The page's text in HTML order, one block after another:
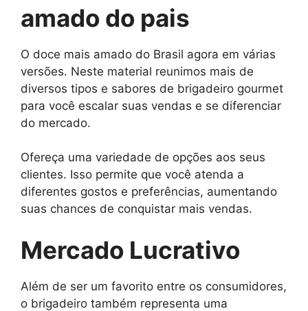
amado do pais
O doce mais amado do Brasil agora em várias
versões. Neste material reunimos mais de
diversos tipos e sabores de brigadeiro gourmet
para você escalar suas vendas e se diferenciar
do mercado.
Ofereça uma variedade de opções aos seus
clientes. Isso permite que você atenda a
diferentes gostos e preferências, aumentando
suas chances de conquistar mais vendas.
Mercado Lucrativo
Além de ser um favorito entre os consumidores,
o brigadeiro também representa uma